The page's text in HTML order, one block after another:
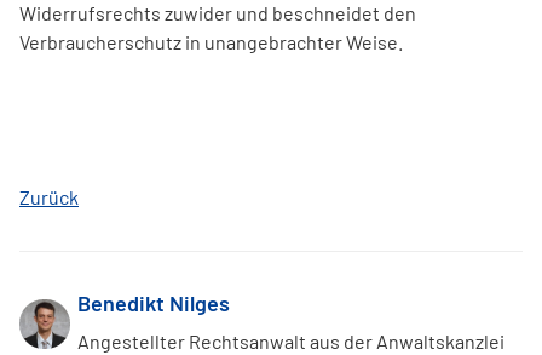
Widerrufsrechts zuwider und beschneidet den
Verbraucherschutz in unangebrachter Weise.
Zurück
Benedikt Nilges
Angestellter Rechtsanwalt aus der Anwaltskanzlei